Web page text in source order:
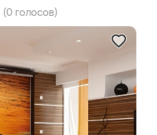
(0 голосов)